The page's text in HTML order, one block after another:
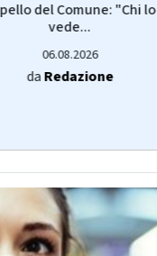
del Comune: "Chi lo
vede...
06.08.2026
daRedazione